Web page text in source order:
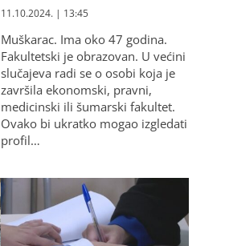
11.10.2024. | 13:45
Muškarac. Ima oko 47 godina.
Fakultetski je obrazovan. U većini
slučajeva radi se o osobi koja je
završila ekonomski, pravni,
medicinski ili šumarski fakultet.
Ovako bi ukratko mogao izgledati
profil…